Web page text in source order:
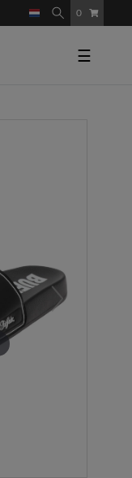
0
☰